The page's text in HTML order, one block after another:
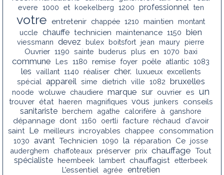
evere 1000 et koekelberg 1200 professionnel ten
votre entretenir chappée 1210 maintien
montant
uccle chauffe technicien maintenance 1150 bien
viessmann devez bulex boitsfort jean maury pierre
Ouvrier 1190 sainte buderus plus en 1070 baxi
commune Les 1180 remise foyer poêle atlantic 1083
les vaillant 1140 réaliser cher. luxueux excellents
spécial
appareil sime dietrich ville 1082 bruxelles
noode woluwe chaudiere marque sur ouvrier es un
trouver état haeren magnifiques vous junkers
conseils
sanitariste berchem agathe calorifère à ganshore
dépannage dont 1160 oertli facture réchaud
d'avoir
saint Le meilleurs incroyables chappee consommation
1030 avant Technicien 1090 la réparation Ce
josse
auderghem
chaffoteaux préserver prix chauffage Tout
spécialiste heembeek lambert chauffagist etterbeek
L'essentiel agrée entretien